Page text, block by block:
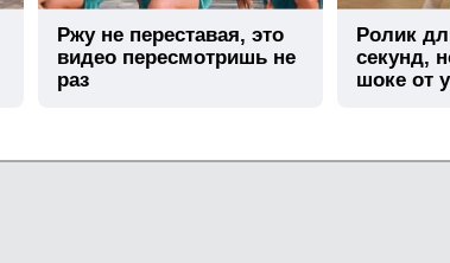
Ржу не переставая, это
видео пересмотришь не
раз
Ролик
секунд,
шоке от